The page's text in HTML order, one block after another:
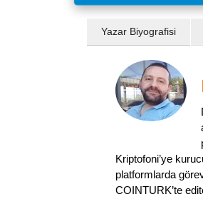
Yazar Biyografisi
Kriptofoni’ye
platformlarda
COINTURK’te